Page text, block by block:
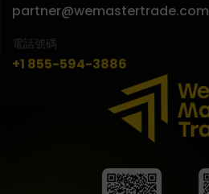
partner@wemastertrade.com
電話號碼
+1 855-594-3886